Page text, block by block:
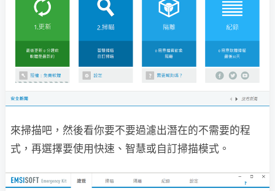
來掃描吧，然後看你要不要過濾出潛在的不需要的程
式，再選擇要使用快速、智慧或自訂掃描模式。